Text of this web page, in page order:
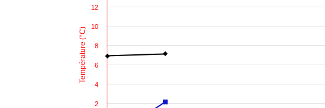
Température (°C)
2
4
6
8
10
12